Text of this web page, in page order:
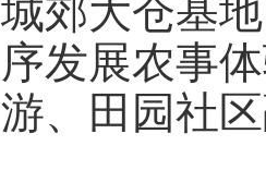
城郊大仓基
序发展农事
游、田园社